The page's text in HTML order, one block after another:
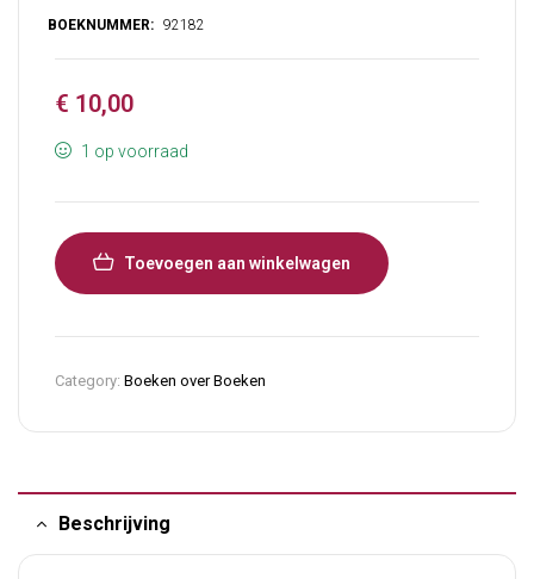
€ 10,00
1 op voorraad
Toevoegen aan winkelwagen
Category: Boeken over Boeken
Beschrijving